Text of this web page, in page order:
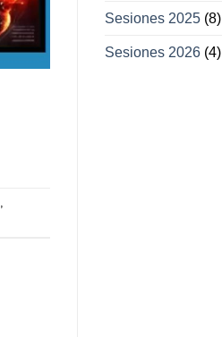
,
Sesiones 2025(8)
Sesiones 2026(4)